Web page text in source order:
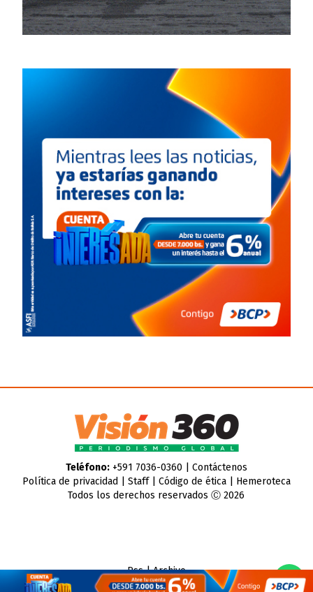
Teléfono:+591 7036-0360 | Contáctenos
Política de privacidad
Staff| Código de ética| Hemeroteca
Todos los derechos reservados Ⓒ 2026
Rss|Archivo
CMS para mediosbyTroop